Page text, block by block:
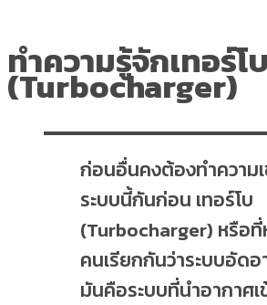
ทำความรู้จักเทอร์โบ
(Turbocharger)
ก่อนอื่นคงต้องทำความ
ระบบนี้กันก่อน เทอร์โบ
(Turbocharger) หรือ
คนเรียกกันว่าระบบอัดอ
มันคือระบบที่นำอากาศเ